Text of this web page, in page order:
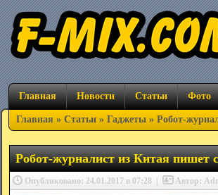
Главная Новости Статьи Фото
Главная » Статьи » Гаджеты » Робот-
Робот-журналист из Китая пишет
Опубликовано: 24.01.2017 в 07:28 Автор: